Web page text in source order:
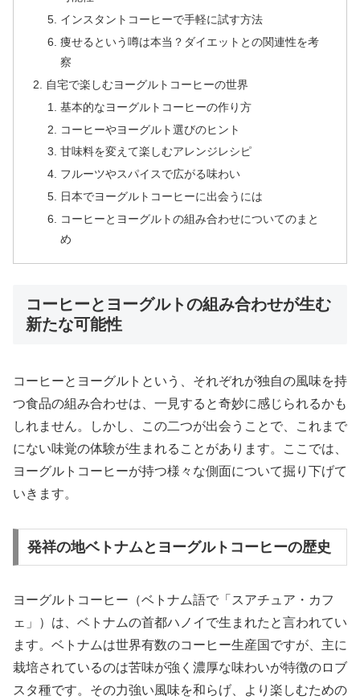
インスタントコーヒーで手軽に試す方法
痩せるという噂は本当？ダイエットとの関連性を考
察
自宅で楽しむヨーグルトコーヒーの世界
基本的なヨーグルトコーヒーの作り方
コーヒーやヨーグルト選びのヒント
甘味料を変えて楽しむアレンジレシピ
フルーツやスパイスで広がる味わい
日本でヨーグルトコーヒーに出会うには
コーヒーとヨーグルトの組み合わせについてのまと
め
コーヒーとヨーグルトの組み合わせが生む
新たな可能性
コーヒーとヨーグルトという、それぞれが独自の風味を持
つ食品の組み合わせは、一見すると奇妙に感じられるかも
しれません。しかし、この二つが出会うことで、これまで
にない味覚の体験が生まれることがあります。ここでは、
ヨーグルトコーヒーが持つ様々な側面について掘り下げて
いきます。
発祥の地ベトナムとヨーグルトコーヒーの歴史
ヨーグルトコーヒー（ベトナム語で「スアチュア・カフ
ェ」）は、ベトナムの首都ハノイで生まれたと言われてい
ます。ベトナムは世界有数のコーヒー生産国ですが、主に
栽培されているのは苦味が強く濃厚な味わいが特徴のロブ
スタ種です。その力強い風味を和らげ、より楽しむための